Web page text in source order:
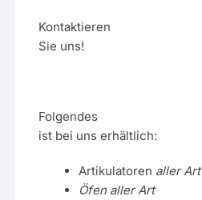
Kontaktieren
Sie uns!
Folgendes
ist bei uns erhältlich:
Artikulatoren aller Art
Öfen aller Art